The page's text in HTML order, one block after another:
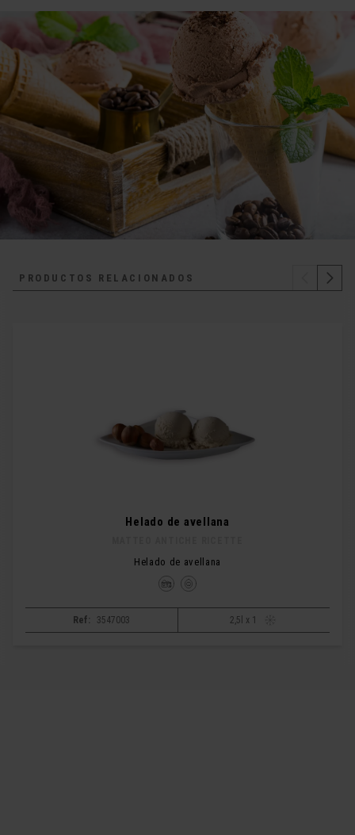
PRODUCTOS RELACIONADOS
Helado de avellana
Helado de avellana
Ref: 3547003 2,5l x 1